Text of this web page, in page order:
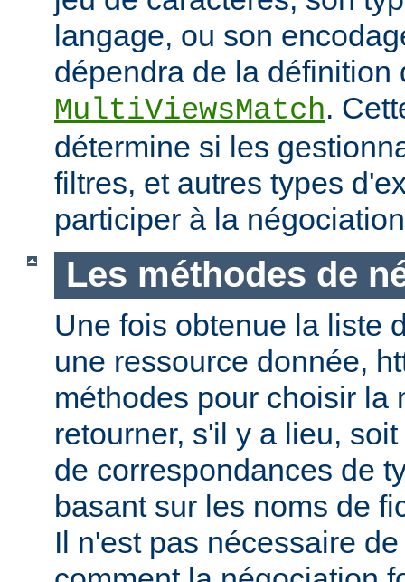
langage, ou son
dépendra de la définition
MultiViewsMatch.
détermine si les
filtres, et autres types
participer à la
Les méthodes de
Une fois obtenue la liste
une ressource donnée,
méthodes pour choisir la
retourner, s'il y a lieu,
de correspondances de
basant sur les noms de
Il n'est pas nécessaire